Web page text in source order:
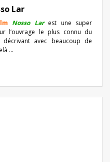
Lar
Nosso Lar est une super
l’ouvrage le plus connu du
avec beaucoup de
...